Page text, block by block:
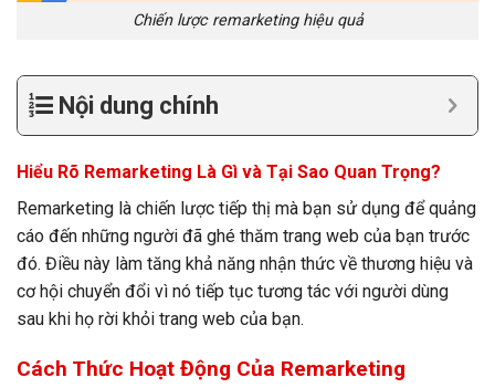
Chiến lược remarketing hiệu quả
Nội dung chính
Hiểu Rõ Remarketing Là Gì và Tại Sao Quan Trọng?
Remarketing là chiến lược tiếp thị mà bạn sử dụng để quảng
cáo đến những người đã ghé thăm trang web của bạn trước
đó. Điều này làm tăng khả năng nhận thức về thương hiệu và
cơ hội chuyển đổi vì nó tiếp tục tương tác với người dùng
sau khi họ rời khỏi trang web của bạn.
Cách Thức Hoạt Động Của Remarketing